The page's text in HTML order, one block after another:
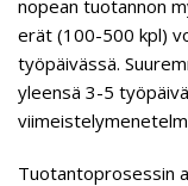
nopean tuotannon
erät (100-500 kpl)
työpäivässä.
yleensä 3-5
Tuotantoprosessin